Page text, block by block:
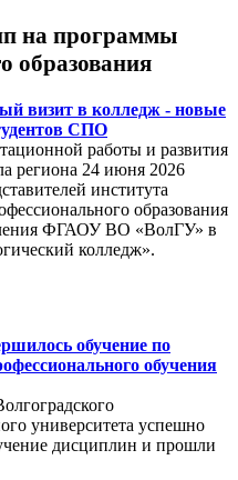
на программы
образования
визит в колледж - новые
СПО
работы и развития
региона 24 июня 2026
института
образования
ФГАОУ ВО «ВолГУ» в
колледж».
обучение по
обучения
университета успешно
дисциплин и прошли